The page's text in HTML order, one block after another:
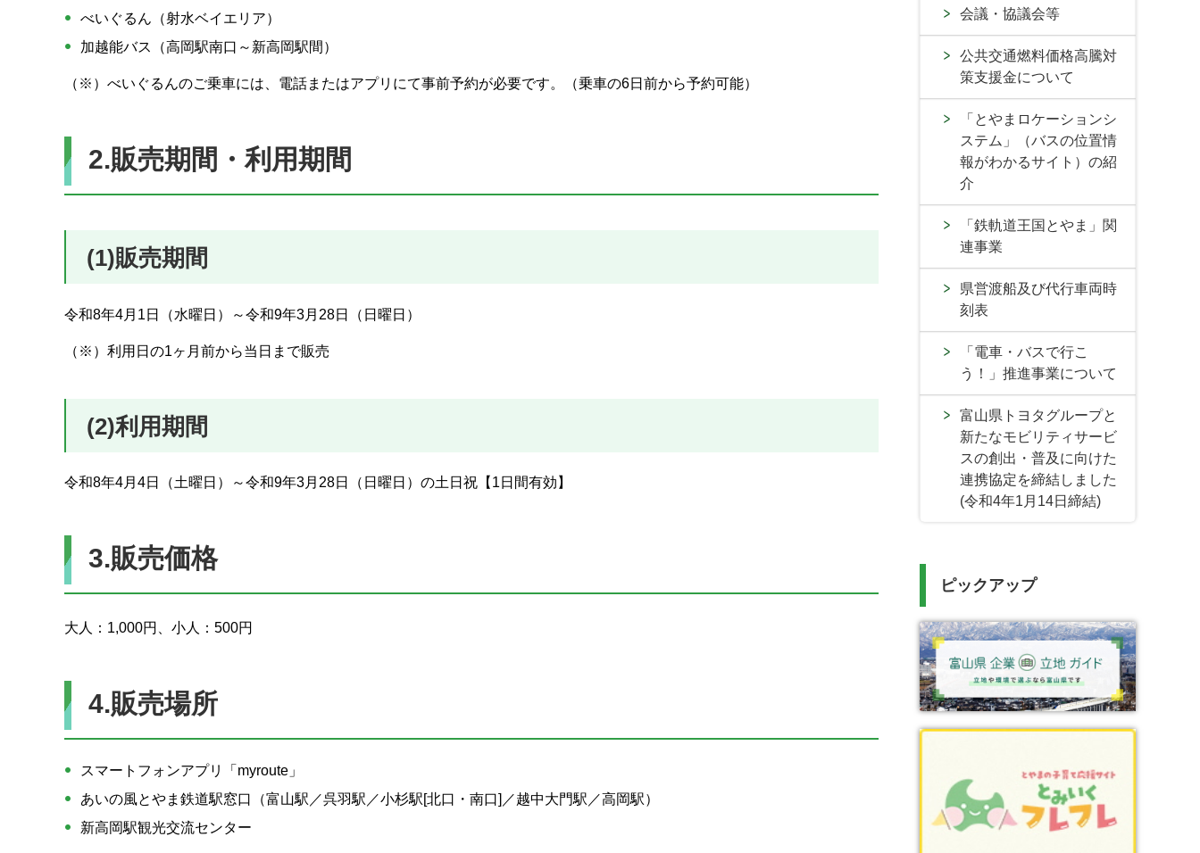
べいぐるん（射水ベイエリア）
加越能バス（高岡駅南口～新高岡駅間）
（※）べいぐるんのご乗車には、電話またはアプリにて事前予約が必要です。（乗車の6日前から予約可能）
2.販売期間・利用期間
(1)販売期間
令和8年4月1日（水曜日）～令和9年3月28日（日曜日）
（※）利用日の1ヶ月前から当日まで販売
(2)利用期間
令和8年4月4日（土曜日）～令和9年3月28日（日曜日）の土日祝【1日間有効】
3.販売価格
大人：1,000円、小人：500円
4.販売場所
スマートフォンアプリ「myroute」
あいの風とやま鉄道駅窓口（富山駅／呉羽駅／小杉駅[北口・南口]／越中大門駅／高岡駅）
新高岡駅観光交流センター
会議・協議会等
公共交通燃料価格高騰対
策支援金について
「とやまロケーションシ
ステム」（バスの位置情
報がわかるサイト）の紹
介
「鉄軌道王国とやま」関
連事業
県営渡船及び代行車両時
刻表
「電車・バスで行こ
う！」推進事業について
富山県トヨタグループと
新たなモビリティサービ
スの創出・普及に向けた
連携協定を締結しました
(令和4年1月14日締結)
ピックアップ